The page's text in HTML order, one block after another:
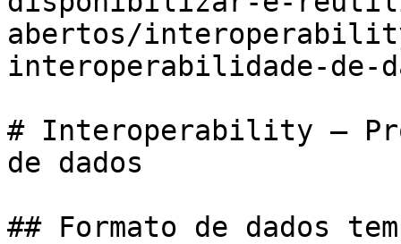
abertos/
interoperabilidade-de-
# Interoperability –
de dados
## Formato de dados